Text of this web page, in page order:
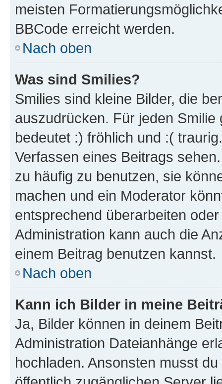
meisten
BBCode erreicht werden.
Nach oben
Was sind Smilies?
Smilies sind kleine Bilder, die
auszudrücken. Für jeden
bedeutet :) fröhlich und :(
Verfassen eines Beitrags
zu häufig zu benutzen, sie
machen und ein Moderator
entsprechend überarbeiten
Administration kann auch die
einem Beitrag benutzen kannst.
Nach oben
Kann ich Bilder in meine
Ja, Bilder können in deinem
Administration Dateianhänge
hochladen. Ansonsten musst